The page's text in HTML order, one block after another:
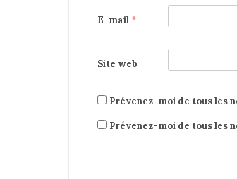
E-mail *
Site web
Prévenez-moi de tous les
Prévenez-moi de tous les